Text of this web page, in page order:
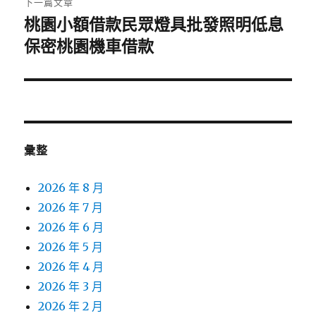
下
一
文
桃園小額借款民眾燈具批發照明低息
保密桃園機車借款
彙整
2026 年 8 月
2026 年 7 月
2026 年 6 月
2026 年 5 月
2026 年 4 月
2026 年 3 月
2026 年 2 月